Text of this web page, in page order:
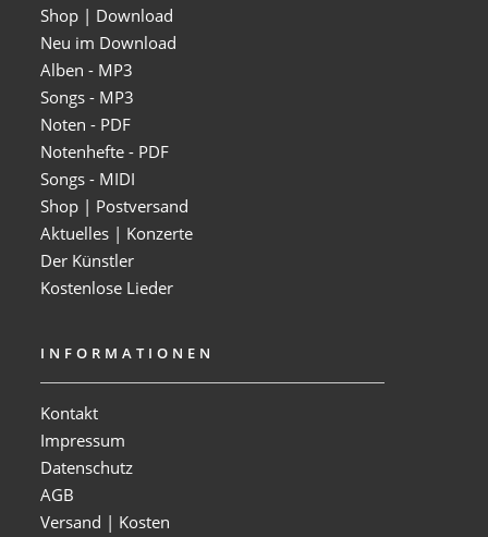
Shop | Download
Neu im Download
Alben - MP3
Songs - MP3
Noten - PDF
Notenhefte - PDF
Songs - MIDI
Shop | Postversand
Aktuelles | Konzerte
Der Künstler
Kostenlose Lieder
INFORMATIONEN
Kontakt
Impressum
Datenschutz
AGB
Versand | Kosten